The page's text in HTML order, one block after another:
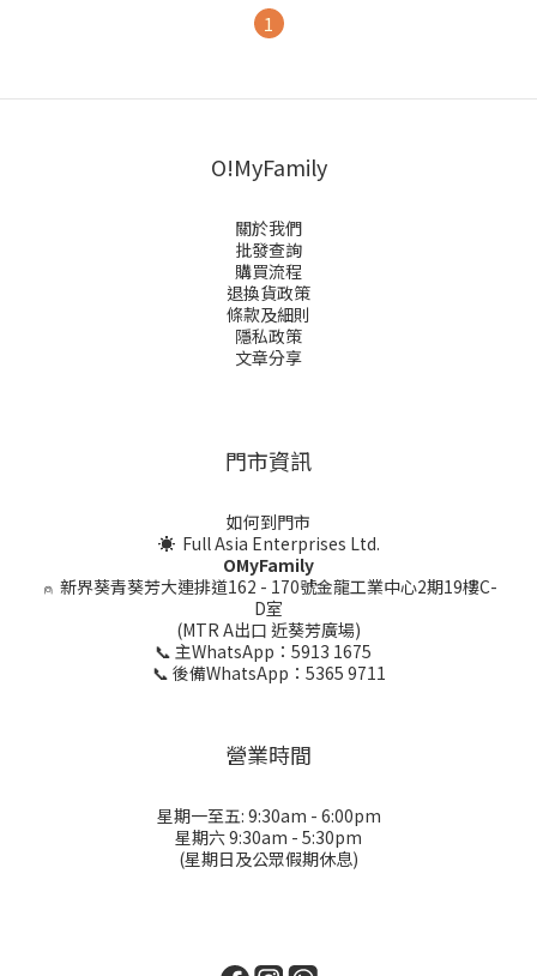
1
O!MyFamily
關於我們
批發查詢
購買流程
退換貨政策
條款及細則
隱私政策
文章分享
門市資訊
如何到門市
☀ Full Asia Enterprises Ltd.
OMyFamily
⍝ 新界葵青葵芳大連排道162 - 170號金龍工業中心2期19樓C-
D室
(MTR A出口 近葵芳廣場)
📞 主WhatsApp：5913 1675
📞 後備WhatsApp：5365 9711
營業時間
星期一至五: 9:30am - 6:00pm
星期六 9:30am - 5:30pm
(星期日及公眾假期休息)